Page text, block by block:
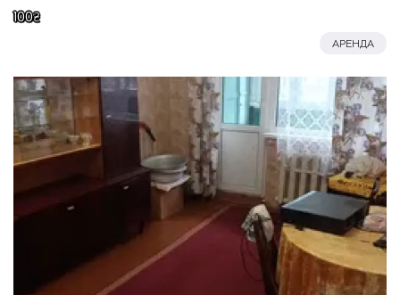
100₴
АРЕНДА